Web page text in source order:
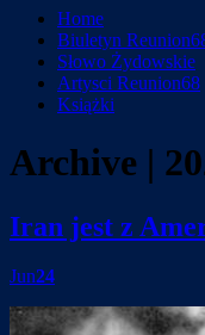
Skip
content
Home
Biuletyn
Słowo Żydowskie
Artysci Reunion68
Książki
Archive |
Iran jest z
Jun24